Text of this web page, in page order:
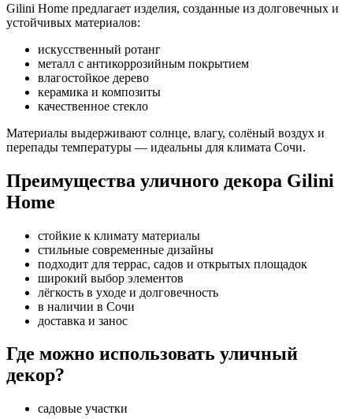
Gilini Home предлагает изделия, созданные из долговечных и
устойчивых материалов:
искусственный ротанг
металл с антикоррозийным покрытием
влагостойкое дерево
керамика и композиты
качественное стекло
Материалы выдерживают солнце, влагу, солёный воздух и
перепады температуры — идеальны для климата Сочи.
Преимущества уличного декора Gilini
Home
стойкие к климату материалы
стильные современные дизайны
подходит для террас, садов и открытых площадок
широкий выбор элементов
лёгкость в уходе и долговечность
в наличии в Сочи
доставка и занос
Где можно использовать уличный
декор?
садовые участки